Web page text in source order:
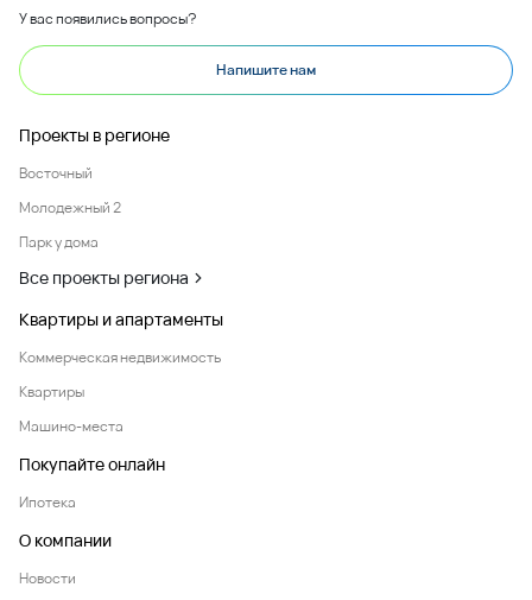
У вас появились вопросы?
Напишите нам
Проекты в регионе
Восточный
Молодежный 2
Парк у дома
Все проекты региона
Квартиры и апартаменты
Коммерческая недвижимость
Квартиры
Машино-места
Покупайте онлайн
Ипотека
О компании
Новости